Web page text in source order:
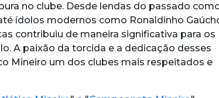
no clube. Desde lendas do passado
ídolos modernos como Ronaldinho
contribuiu de maneira significativa para os
A paixão da torcida e a dedicação desses
Mineiro um dos clubes mais respeitados e